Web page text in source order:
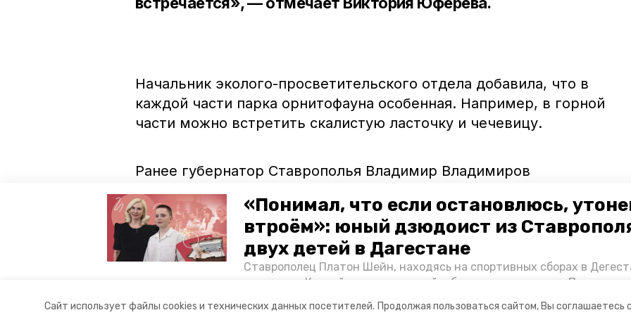
Сайт использует файлы cookies и технических данных посетителей. Продолжая пользоваться сайтом, Вы соглашаетесь с
«Понимал, что если остановлюсь,
втроём»: юный дзюдоист из
двух детей в Дагестане
Ставрополец Платон Шейн, находясь на спортивных сборах в
тонущих в Каспийском море детей и бросился на помощь. По
Начальник эколого-просветительского отдела добавила, что в
каждой части парка орнитофауна особенная. Например, в горной
части можно встретить скалистую ласточку и чечевицу.
Ранее губернатор Ставрополья Владимир Владимиров
подчеркнул, что режим особой охраны природных комплексов и
объектов в нацпаркепомогает сохранять его растительный и
животный мир.